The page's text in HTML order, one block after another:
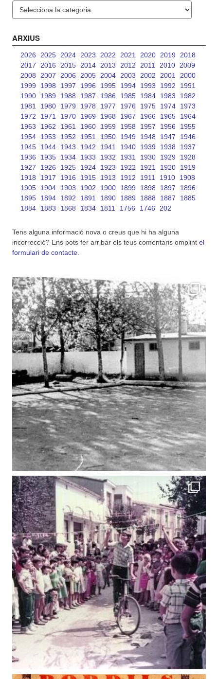
ARXIUS
2026 2025 2024 2023 2022 2021 2020 2019
2018
2017
2016 2015 2014 2013 2012 2011 2010
2009
2008
2007 2006 2005 2004 2003 2002 2001
2000
1999
1998 1997 1996 1995 1994 1993 1992
1991
1990
1989 1988 1987 1986 1985 1984 1983
1982
1981
1980 1979 1978 1977 1976 1975 1974
1973
1972
1971 1970 1969 1968 1967 1966 1965
1964
1963
1962 1961 1960 1959 1958 1957 1956
1955
1954
1953 1952 1951 1950 1949 1948 1947
1946
1945
1944 1943 1942 1941 1940 1939 1938
1937
1936
1935 1934 1933 1932 1931 1930 1929
1928
1927
1926 1925 1924 1923 1922 1921 1920
1919
1918
1917 1916 1915 1913 1912 1911 1910
1908
1905
1904 1903 1902 1900 1899 1898 1897
1896
1895
1894 1892 1891 1890 1889 1888 1887
1885
1884
1883 1868 1834 1811 1756 1746 202
Tens alguna informació nova o creus que hi ha alguna
incorrecció? Ens pots fer arribar els teus comentaris omplint el
formulari de contacte